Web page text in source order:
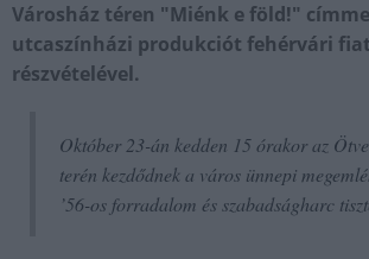
Városház téren "Miénk e föld!"
utcaszínházi produkciót fehérvári
részvételével.
Október 23-án kedden 15 órakor az
terén kezdődnek a város ünnepi
’56-os forradalom és szabadságharc